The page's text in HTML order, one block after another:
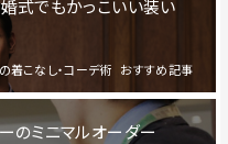
式でもかっこいい装い
おすすめ記事
着こなし・コーデ術
のミニマルオーダー